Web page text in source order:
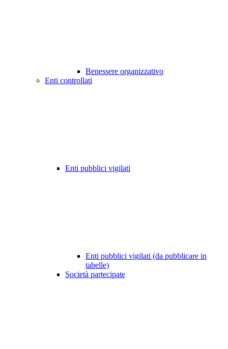
Benessere organizzativo
Enti controllati
Enti pubblici vigilati
Enti pubblici vigilati (da pubblicare in
tabelle)
Società partecipate